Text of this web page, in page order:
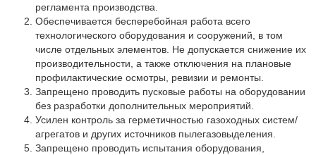
Мероприятия при НМУ
Предложения к зачёту
Подбор
Вакансии
Сертификаты
Партнеры
Личный кабинет
регламента производства.
Обеспечивается бесперебойная работа всего
технологического оборудования и сооружений, в том
числе отдельных элементов. Не допускается снижение их
производительности, а также отключения на плановые
профилактические осмотры, ревизии и ремонты.
Запрещено проводить пусковые работы на оборудовании
без разработки дополнительных мероприятий.
Усилен контроль за герметичностью газоходных систем/
агрегатов и других источников пылегазовыделения.
Запрещено проводить испытания оборудования,